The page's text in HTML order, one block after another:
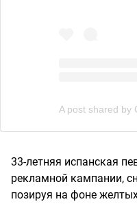
A post shared by
33-летняя испанская
рекламной кампании,
позируя на фоне